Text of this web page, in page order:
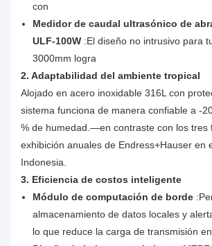
con
Medidor de caudal ultrasónico de
ULF-100W :El diseño no intrusivo para
3000mm logra
2. Adaptabilidad del ambiente tropical
Alojado en acero inoxidable 316L con
sistema funciona de manera confiable a -
% de humedad.—en contraste con los tres
exhibición anuales de Endress+Hauser en
Indonesia.
3. Eficiencia de costos inteligente
Módulo de computación de borde
almacenamiento de datos locales y
lo que reduce la carga de transmisión